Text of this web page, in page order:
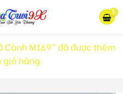
Cành M169” đã được thêm
giỏ hàng.